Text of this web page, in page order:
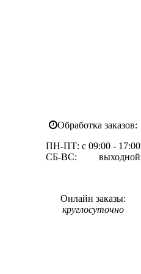
Обработка заказов:
ПН-ПТ: с 09:00 - 17:00
СБ-ВС: выходной
Онлайн заказы:
круглосуточно